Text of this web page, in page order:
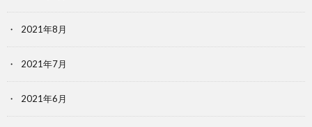
2021年8月
2021年7月
2021年6月